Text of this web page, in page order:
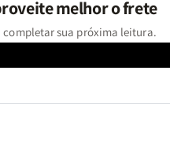
melhor o frete
completar sua próxima leitura.